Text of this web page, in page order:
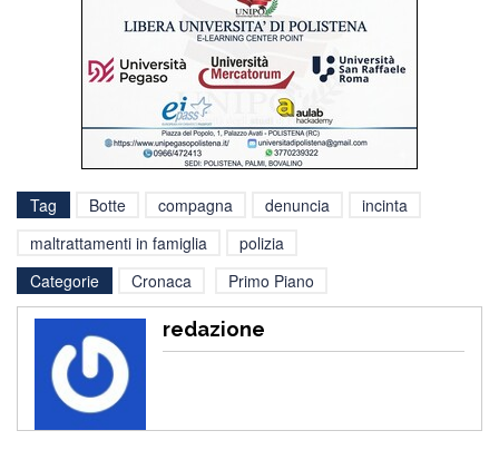
Tag Botte compagna denuncia
incinta
maltrattamenti in famiglia
polizia
Categorie
Cronaca Primo Piano
redazione